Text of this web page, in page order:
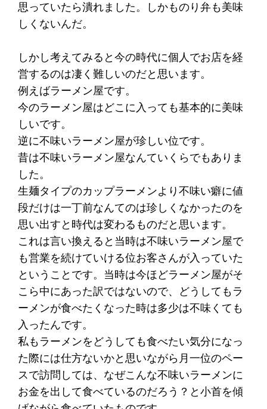
思っていたら潰れました。しかものり弁も美味
しくないんだ。
しかし考えてみると今の時代に個人でお店を経
営するのは凄く難しいのだと思います。
例えばラーメン屋です。
今のラーメン屋はどこに入っても基本的に美味
しいです。
逆に不味いラーメン屋が珍しい位です。
昔は不味いラーメン屋なんていくらでもありま
した。
生麺タイプのカップラーメンより不味い癖に値
段だけは一丁前なんてのは珍しくなかったのを
思い出すと時代は変わるものだと思います。
これは言い換えると当時は不味いラーメン屋で
も営業を続けていける位お客さんが入っていた
ということです。当時は今ほどラーメン屋がそ
こら中にあった訳ではないので、どうしてもラ
ーメンが食べたくなった時は多少は不味くても
入ったんです。
私もラーメンをどうしても食べたい気分になっ
た際には仕方ないかと思いながら月一位のペー
スで訪問しては、なぜこんな不味いラーメンに
お金を出して食べているのだろう？と小首を傾